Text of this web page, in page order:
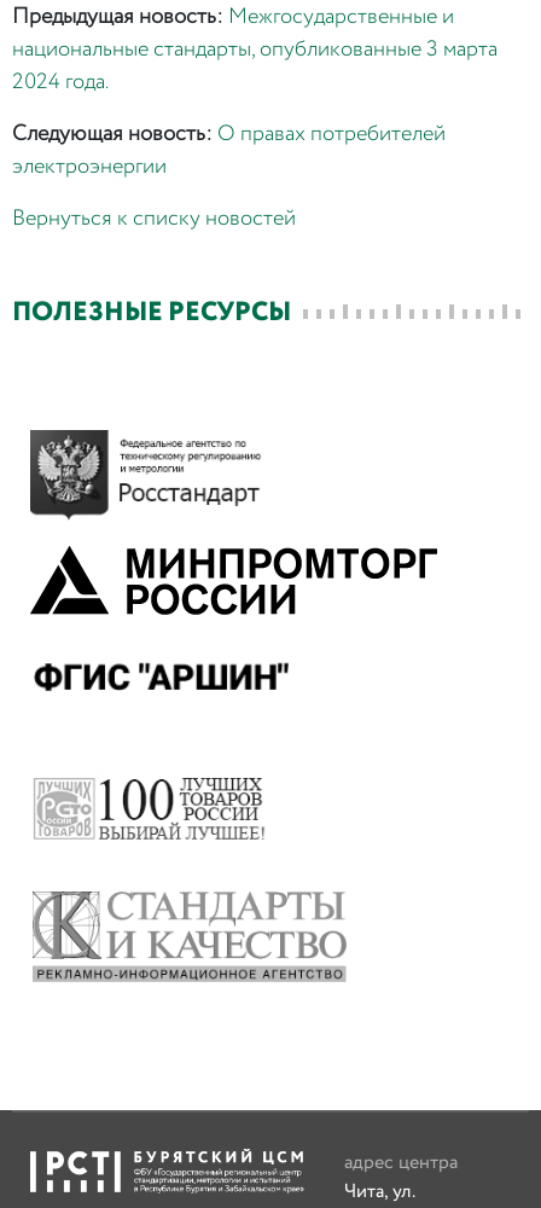
Предыдущая новость: Межгосударственные и
национальные стандарты, опубликованные 3 марта
2024 года.
Следующая новость: О правах потребителей
электроэнергии
Вернуться к списку новостей
ПОЛЕЗНЫЕ РЕСУРСЫ
адрес центра
Чита, ул.